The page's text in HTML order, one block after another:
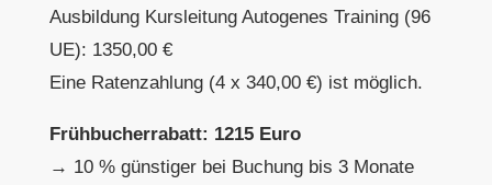
Ausbildung Kursleitung Autogenes Training (96
UE): 1350,00 €
Eine Ratenzahlung (4 x 340,00 €) ist möglich.
Frühbucherrabatt: 1215 Euro
→ 10 % günstiger bei Buchung bis 3 Monate